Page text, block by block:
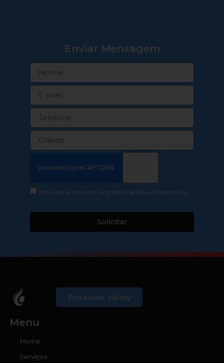
Enviar Mensagem
Estou de acordo com a política de privacidade do site.
Solicitar
Produtos Valley
Menu
Home
Serviços